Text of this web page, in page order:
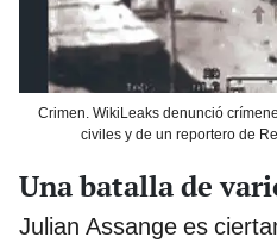
Crimen. WikiLeaks denunció
civiles y de un reportero de
Una batalla de
Julian Assange es